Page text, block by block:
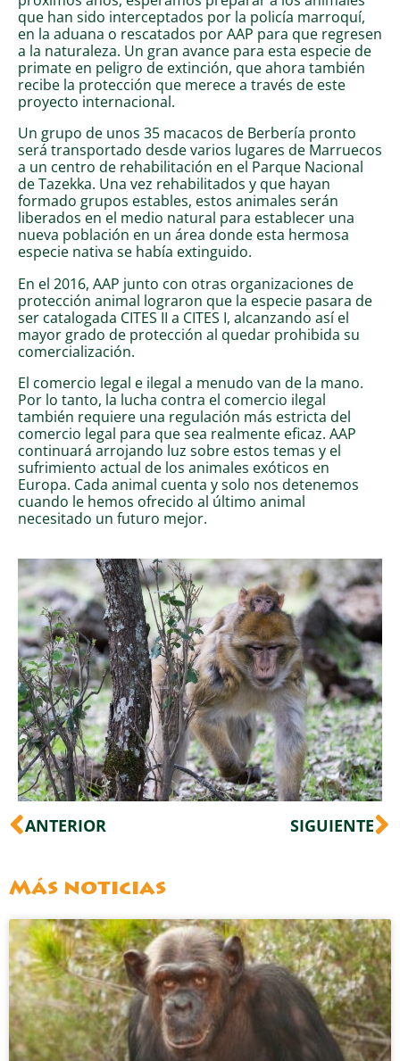
que han sido interceptados por la policía marroquí,
en la aduana o rescatados por AAP para que regresen
a la naturaleza. Un gran avance para esta especie de
primate en peligro de extinción, que ahora también
recibe la protección que merece a través de este
proyecto internacional.
Un grupo de unos 35 macacos de Berbería pronto
será transportado desde varios lugares de Marruecos
a un centro de rehabilitación en el Parque Nacional
de Tazekka. Una vez rehabilitados y que hayan
formado grupos estables, estos animales serán
liberados en el medio natural para establecer una
nueva población en un área donde esta hermosa
especie nativa se había extinguido.
En el 2016, AAP junto con otras organizaciones de
protección animal lograron que la especie pasara de
ser catalogada CITES II a CITES I, alcanzando así el
mayor grado de protección al quedar prohibida su
comercialización.
El comercio legal e ilegal a menudo van de la mano.
Por lo tanto, la lucha contra el comercio ilegal
también requiere una regulación más estricta del
comercio legal para que sea realmente eficaz. AAP
continuará arrojando luz sobre estos temas y el
sufrimiento actual de los animales exóticos en
Europa. Cada animal cuenta y solo nos detenemos
cuando le hemos ofrecido al último animal
necesitado un futuro mejor.
Ant
ANTERIOR SIGUIENTE
Más noticias